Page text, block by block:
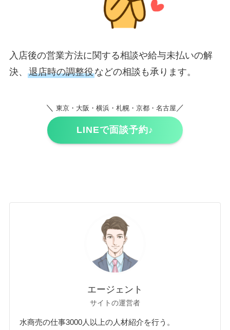
入店後の営業方法に関する相談や給与未払いの解
決、 退店時の調整役などの相談も承ります。
＼ 東京・大阪・横浜・札幌・京都・名古屋 ／
LINEで面談予約♪
エージェント
サイトの運営者
水商売の仕事3000人以上の人材紹介を行う。